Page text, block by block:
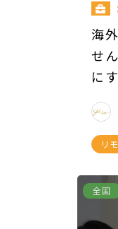
海
せ
に
に
リ
全国